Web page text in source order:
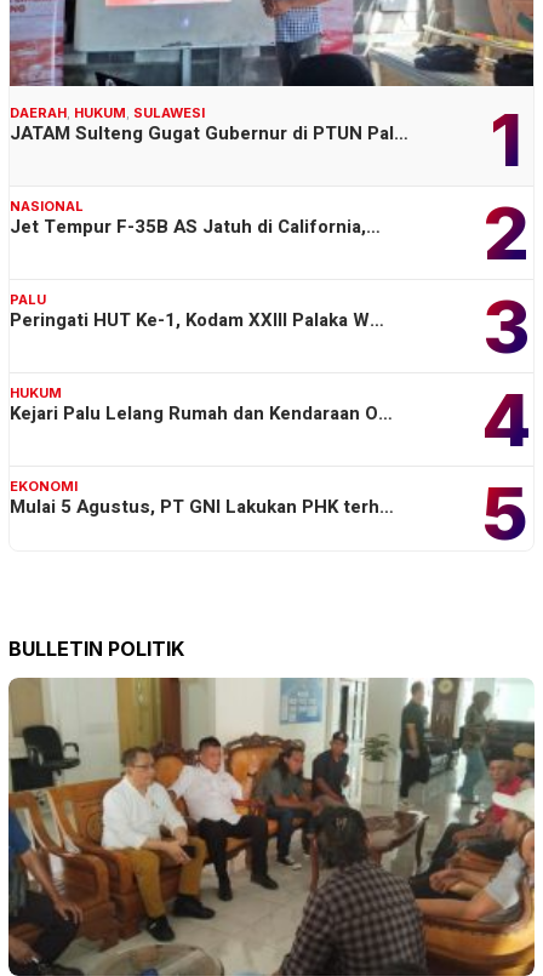
1
DAERAH HUKUM SULAWESI
JATAM Sulteng Gugat Gubernur di PTUN Pal…
2
NASIONAL
Jet Tempur F-35B AS Jatuh di California,…
3
PALU
Peringati HUT Ke-1, Kodam XXIII Palaka W…
4
HUKUM
Kejari Palu Lelang Rumah dan Kendaraan O…
5
EKONOMI
Mulai 5 Agustus, PT GNI Lakukan PHK terh…
BULLETIN POLITIK